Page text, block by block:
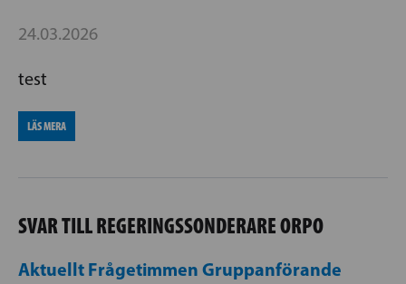
24.03.2026
test
LÄS MERA
SVAR TILL REGERINGSSONDERARE ORPO
Aktuellt Frågetimmen Gruppanförande